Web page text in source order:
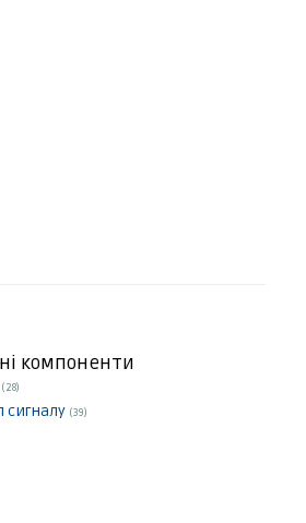
компоненти
(28)
сигналу (39)